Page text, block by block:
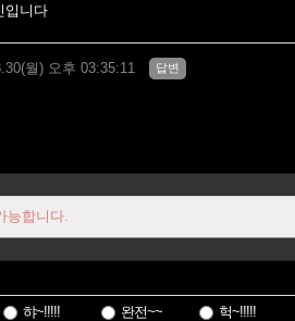
입니다
월) 오후 03:35:11 답변
능합니다.
햐~!!!!! 완전~~ 헉~!!!!!